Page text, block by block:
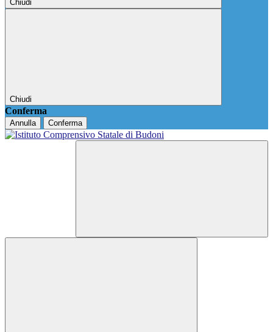
Chiudi
Chiudi
Conferma
Annulla Conferma